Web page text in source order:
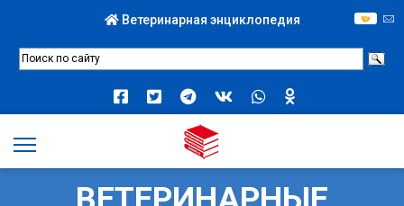
Ветеринарная энциклопедия